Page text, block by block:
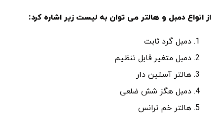
از انواع دمبل و هالتر می توان به لیست زیر اشاره کرد:
دمبل گرد ثابت
دمبل متغیر قابل تنظیم
هالتر آستین دار
دمبل هگز شش ضلعی
هالتر خم ترانس